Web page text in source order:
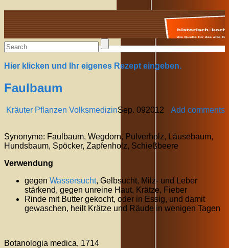
Alte Rezepte online
Hier klicken und Ihr eigenes Rezept eingeben.
Faulbaum
Kräuter Pflanzen Volksmedizin Add comments
Sep. 092012
Synonyme: Faulbaum, Wegdorn, Pulverholz, Läusebaum,
Hundsbaum, Spöcker, Zapfenholz, Schießbeere
Verwendung
gegen Wassersucht, Gelbsucht, Milz- und Leber
stärkend, gegen unreine Haut, Krätze, Fieber
Rinde mit Butter gekocht, oder in Essig, und damit
gewaschen, heilt Krätze und Räude in wenigen Tagen
Botanologia medica, 1714